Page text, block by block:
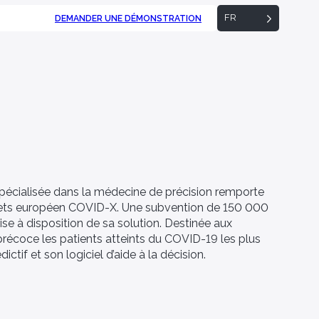
DEMANDER UNE DÉMONSTRATION FR
[Vous êtes] – Autorité de santé
Rejoignez-nous
Rejoignez une équipe pluridisciplinaire
d'experts pour le développement de solutions
innovantes.
dans la médecine de précision remporte
européen COVID-X. Une subvention de 150 000
à disposition de sa solution. Destinée aux
les patients atteints du COVID-19 les plus
et son logiciel d’aide à la décision.